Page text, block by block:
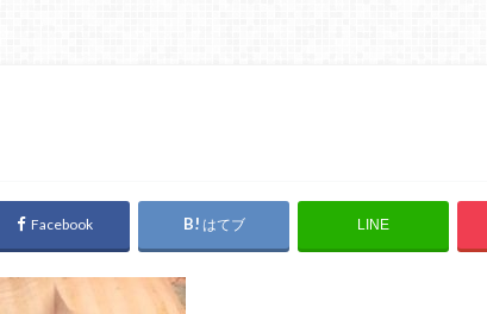
Facebook はてブ LINE